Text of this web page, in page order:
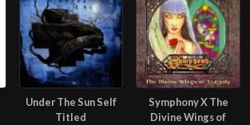
Under The Sun Self
Titled
Symphony X The
Divine Wings of